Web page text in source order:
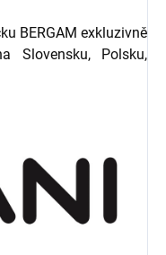
BERGAM exkluzivně
Slovensku, Polsku,